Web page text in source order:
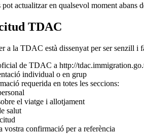
actualitzar en qualsevol moment abans
TDAC
a la TDAC està dissenyat per ser senzill i
de TDAC a http://
individual o en grup
requerida en totes les seccions:
el viatge i allotjament
salut
vostra confirmació per a referència